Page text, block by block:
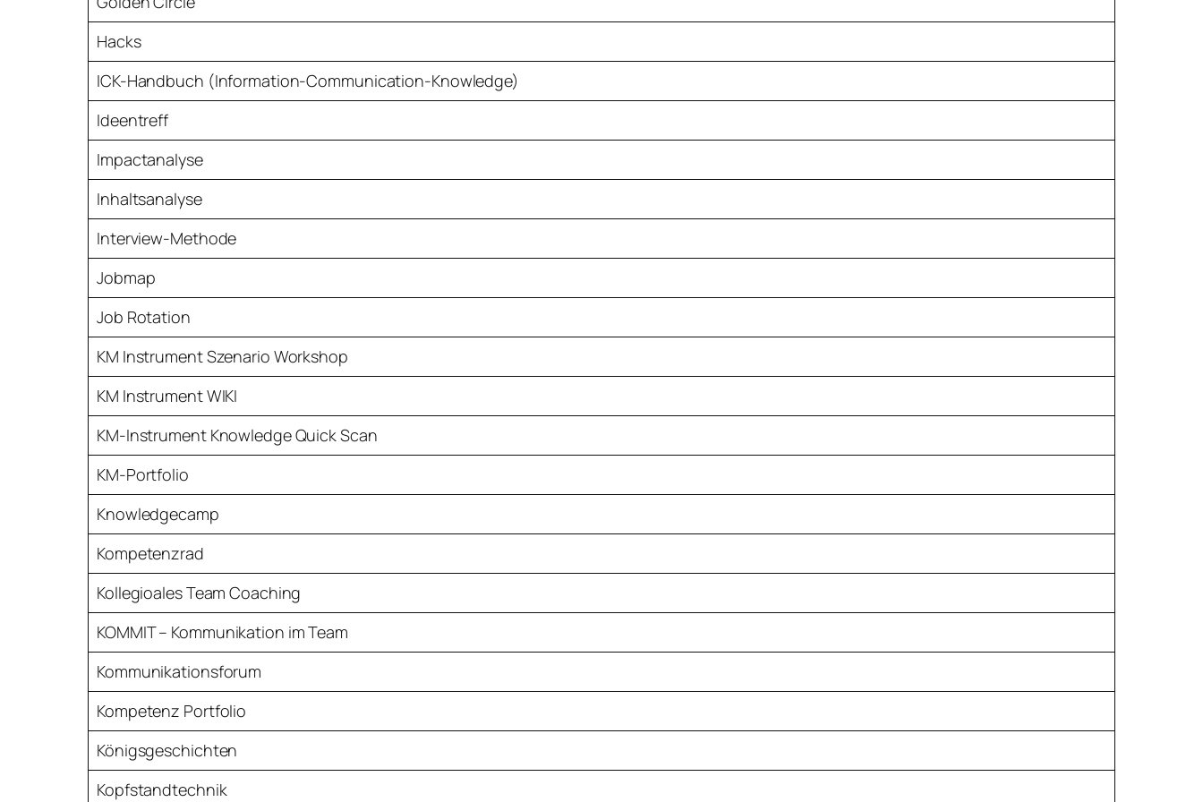
Hacks
ICK-Handbuch (Information-Communication-Knowledge)
Ideentreff
Impactanalyse
Inhaltsanalyse
Interview-Methode
Jobmap
Job Rotation
KM Instrument Szenario Workshop
KM Instrument WIKI
KM-Instrument Knowledge Quick Scan
KM-Portfolio
Knowledgecamp
Kompetenzrad
Kollegioales Team Coaching
KOMMIT – Kommunikation im Team
Kommunikationsforum
Kompetenz Portfolio
Königsgeschichten
Kopfstandtechnik